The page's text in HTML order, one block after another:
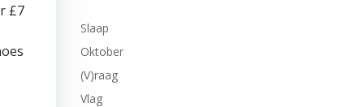
£7
Slaap
Oktober
(V)raag
Vlag